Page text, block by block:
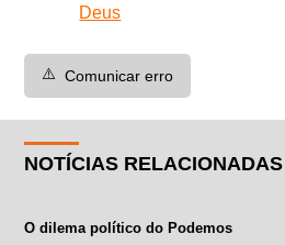
Deus
⚠️ Comunicar erro
NOTÍCIAS RELACIONADAS
O dilema político do Podemos